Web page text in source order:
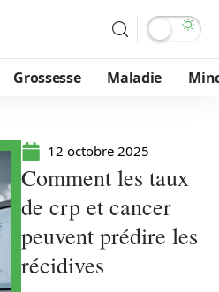
Grossesse Maladie
12 octobre 2025
Comment les taux
de crp et cancer
peuvent prédire les
récidives